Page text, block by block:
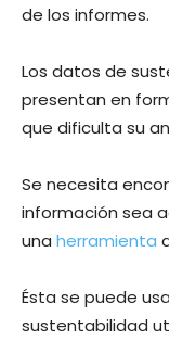
de los informes.
Los datos de
presentan en
que dificulta su
Se necesita
información sea
una herramienta
Ésta se puede
sustentabilidad